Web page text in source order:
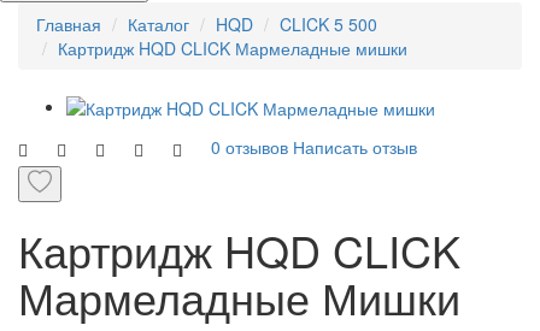
Главная
Каталог HQD
CLICK 5 500
Картридж HQD CLICK Мармеладные мишки
0 отзывов Написать отзыв
Картридж HQD CLICK
Мармеладные Мишки